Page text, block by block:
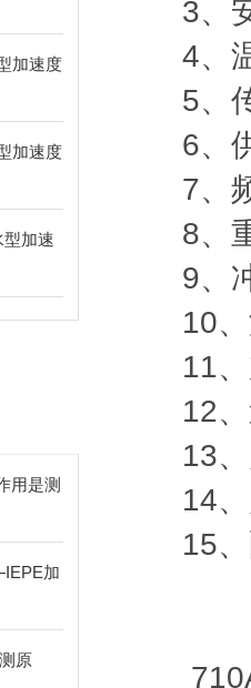
加速度
加速度
型加速
用是测
加
原
3、安
4、温
5、传
6、供
7、频
8、重
9、冲
10、
11、
12、
13、
14、
15、
710A-